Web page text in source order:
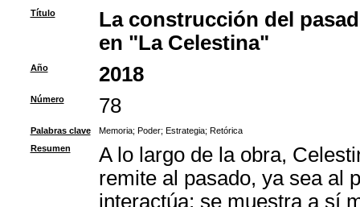
Título
La construcción del
en "La Celestina"
Año 2018
Número 78
Palabras clave Memoria; Poder; Estrategia; Retórica
Resumen
A lo largo de la obra,
remite al pasado, ya sea al
interactúa; se muestra a sí